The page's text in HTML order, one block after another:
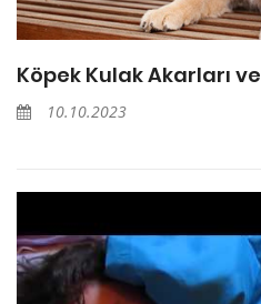
Köpek Kulak Akarları
10.10.2023